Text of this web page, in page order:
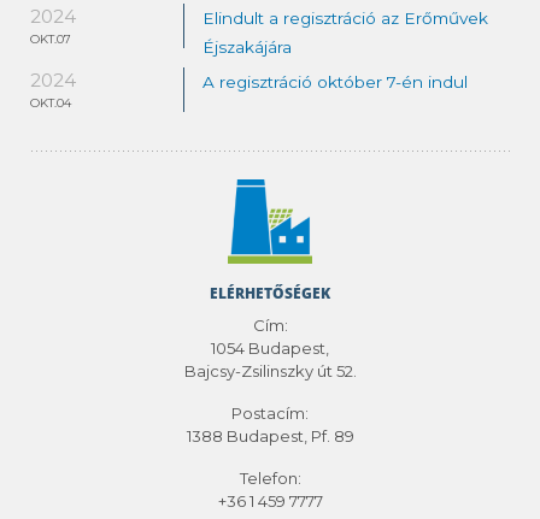
2024
OKT.07
Elindult a regisztráció az Erőművek
Éjszakájára
2024
OKT.04
A regisztráció október 7-én indul
ELÉRHETŐSÉGEK
Cím:
1054 Budapest,
Bajcsy-Zsilinszky út 52.
Postacím:
1388 Budapest, Pf. 89
Telefon:
+36 1 459 7777